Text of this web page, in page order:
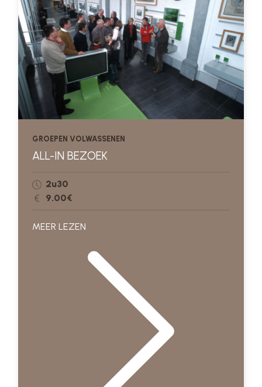
GROEPEN VOLWASSENEN
ALL-IN BEZOEK
2u30
9.00€
MEER LEZEN